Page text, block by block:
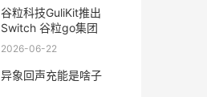
谷粒科技GuliKit推出
Switch 谷粒go集团
2026-06-22
异象回声充能是啥子